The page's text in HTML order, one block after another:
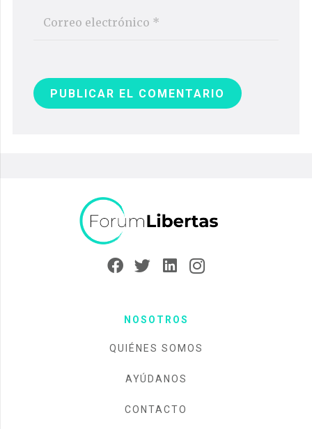
PUBLICAR EL COMENTARIO
NOSOTROS
QUIÉNES SOMOS
AYÚDANOS
CONTACTO